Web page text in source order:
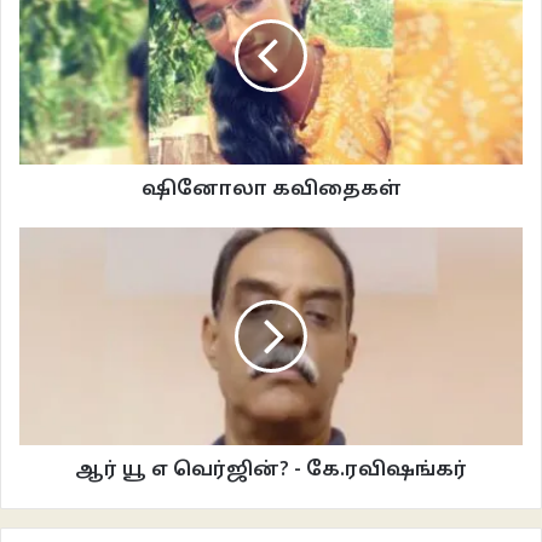
அம்பிகையின் சன்னதி நீண்ட நெடிய பிரகாரத்தைக் கொண்டது, பகல்
வேலைகளிலும் ஓரளவிற்கு மேல் உள்ளே சூரியக் கதிர்கள் நுழையாத வண்ணம்
இருள் பூண்டிருக்கும். ஆகவே, மின்விளக்குகளை ஒவ்வொன்றாக ஒளிரவிட்டபடி
சங்கரன் ஹெலேனாவுடன் அர்த்த மண்டப பகுதிக்குள் நுழைந்தார்.
குருதி படிந்த துணி ஒன்று மடிந்து கிடந்ததைக் காண முடிந்தது. கண்ட காட்சி
ஒருகணம் சங்கரனுக்கு இதயத்துடிப்பை நிறுத்தியது. உடல் முழுவதும் நடுங்கத்
துவங்கியிருந்த க்ஷணத்தில், அர்த்த மண்டபத்தைக் கடந்து, கருவறையின்
நிலைக்கதவு வரை குருதிப் படிமம் ஆங்காங்கே வடிந்து கிடந்தது.
“ஐயோ கடவுளே, அபச்சாரம், அபச்சாரம்!”, என அலறியபடி அர்த்த
மண்டபத்தைக் கடந்து உள்ளே கருவறையை நோக்கி ஓட்டம் பிடித்தார்.
நின்றிருந்தாள். அவள் உடுத்தியிருந்த மஞ்சள்நிற பாவாடையில் இரத்தக்கறை
ஷினோலா கவிதைகள்
ஆர் யூ எ வெர்ஜின்? - கே.ரவிஷங்கர்